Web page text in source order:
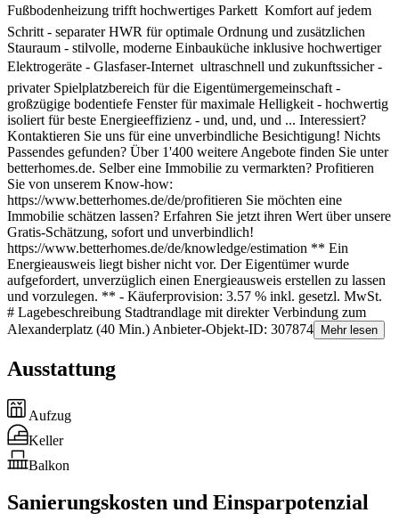
Fußbodenheizung trifft hochwertiges Parkett  Komfort auf jedem
Schritt - separater HWR für optimale Ordnung und zusätzlichen
Stauraum - stilvolle, moderne Einbauküche inklusive hochwertiger
Elektrogeräte - Glasfaser-Internet  ultraschnell und zukunftssicher -
privater Spielplatzbereich für die Eigentümergemeinschaft -
großzügige bodentiefe Fenster für maximale Helligkeit - hochwertig
isoliert für beste Energieeffizienz - und, und, und ... Interessiert?
Kontaktieren Sie uns für eine unverbindliche Besichtigung! Nichts
Passendes gefunden? Über 1'400 weitere Angebote finden Sie unter
betterhomes.de. Selber eine Immobilie zu vermarkten? Profitieren
Sie von unserem Know-how:
https://www.betterhomes.de/de/profitieren Sie möchten eine
Immobilie schätzen lassen? Erfahren Sie jetzt ihren Wert über unsere
Gratis-Schätzung, sofort und unverbindlich!
https://www.betterhomes.de/de/knowledge/estimation ** Ein
Energieausweis liegt bisher nicht vor. Der Eigentümer wurde
aufgefordert, unverzüglich einen Energieausweis erstellen zu lassen
und vorzulegen. ** - Käuferprovision: 3.57 % inkl. gesetzl. MwSt.
# Lagebeschreibung Stadtrandlage mit direkter Verbindung zum
Alexanderplatz (40 Min.) Anbieter-Objekt-ID: 307874 Mehr lesen
Ausstattung
Aufzug
Keller
Balkon
Sanierungskosten und Einsparpotenzial